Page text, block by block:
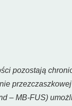
pozostają
– MB-FUS)